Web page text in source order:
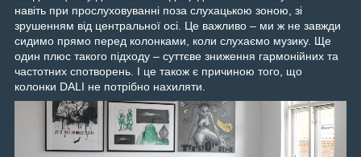
навіть при прослуховуванні поза слухацькою зоною, зі
зрушенням від центральної осі. Це важливо – ми ж не завжди
сидимо прямо перед колонками, коли слухаємо музику. Ще
один плюс такого підходу – суттєве зниження гармонійних та
частотних спотворень. І це також є причиною того, що
колонки DALI не потрібно нахиляти.